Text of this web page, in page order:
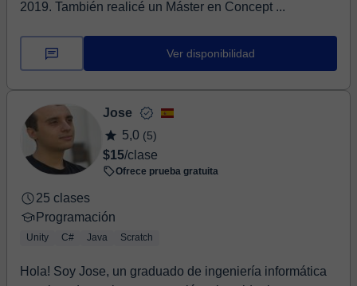
2019. También realicé un Máster en Concept ...
Ver disponibilidad
Jose
5,0 (5)
$15/clase
Ofrece prueba gratuita
25 clases
Programación
Unity C# Java Scratch
Hola! Soy Jose, un graduado de ingeniería informática